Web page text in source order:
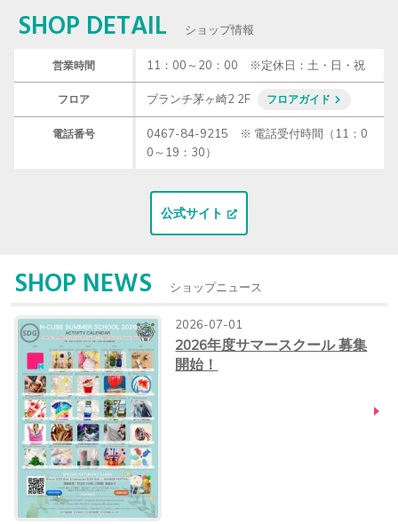
SHOP DETAIL ショップ情報
営業時間
フロア ブランチ茅ヶ崎2 2F フロアガイド
電話番号
0467-84-9215 ※ 電話受付時間（11：0
0～19：30）
公式サイト
SHOP NEWS ショップニュース
2026-07-01
2026年度サマースクール 募集
開始！